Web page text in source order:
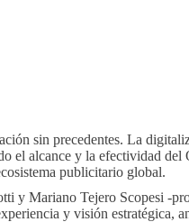
sin precedentes. La
el alcance y la efectividad
publicitario global.
y Mariano Tejero Scopesi -
y visión estratégica,